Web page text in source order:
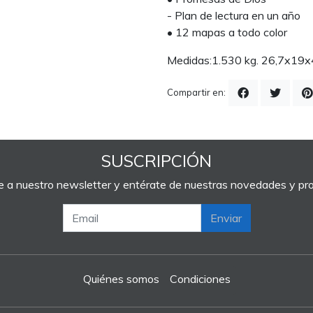
- Plan de lectura en un año
• 12 mapas a todo color
Medidas:1.530 kg.
Compartir en:
SUSCRIPCIÓN
a nuestro newsletter y entérate de nuestras novedades y
Enviar
Quiénes somos Condiciones